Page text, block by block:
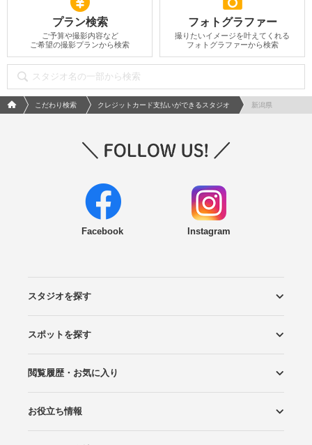
プラン検索
ご予算や撮影内容など
ご希望の撮影プランから検索
フォトグラファー
撮りたいイメージを叶えてくれる
フォトグラファーから検索
フォトウエディング/結婚写真のPhotorait ホーム
こだわり検索 クレジットカード支払いができるスタジオ 新潟県
Facebook Instagram
スタジオを探す
エリアから探す
こだわりから探す
NEW PHOTO STYLE
プランから探す
フォトタイプ診断
フォトグラファーから探す
国内リゾートから探す
スポットを探す
ロケーションから探す
スタジオから探す
閲覧履歴・お気に入り
閲覧スタジオ
お気に入り
お役立ち情報